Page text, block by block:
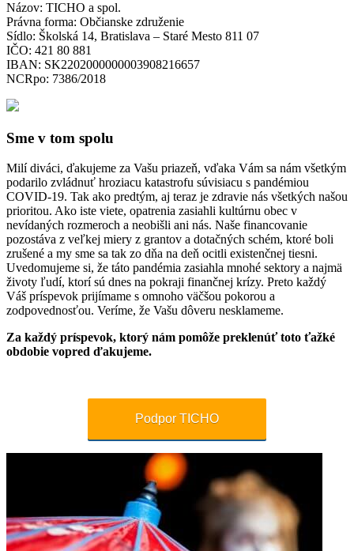
Názov: TICHO a spol.
Právna forma: Občianske združenie
Sídlo: Školská 14, Bratislava – Staré Mesto 811 07
IČO: 421 80 881
IBAN: SK2202000000003908216657
NCRpo: 7386/2018
Sme v tom spolu
Milí diváci, ďakujeme za Vašu priazeň, vďaka Vám sa nám všetkým
podarilo zvládnuť hroziacu katastrofu súvisiacu s pandémiou
COVID-19. Tak ako predtým, aj teraz je zdravie nás všetkých našou
prioritou. Ako iste viete, opatrenia zasiahli kultúrnu obec v
nevídaných rozmeroch a neobišli ani nás. Naše financovanie
pozostáva z veľkej miery z grantov a dotačných schém, ktoré boli
zrušené a my sme sa tak zo dňa na deň ocitli existenčnej tiesni.
Uvedomujeme si, že táto pandémia zasiahla mnohé sektory a najmä
životy ľudí, ktorí sú dnes na pokraji finančnej krízy. Preto každý
Váš príspevok prijímame s omnoho väčšou pokorou a
zodpovednosťou. Veríme, že Vašu dôveru nesklameme.
Za každý príspevok, ktorý nám pomôže preklenúť toto ťažké
obdobie vopred ďakujeme.
Podpor TICHO